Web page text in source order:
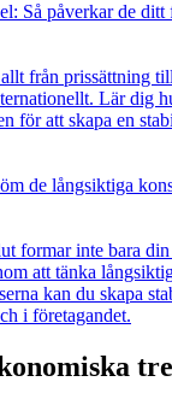
Så påverkar de ditt
från prissättning
Lär dig
för att skapa en
de långsiktiga
formar inte bara
att tänka
kan du skapa
i företagandet.